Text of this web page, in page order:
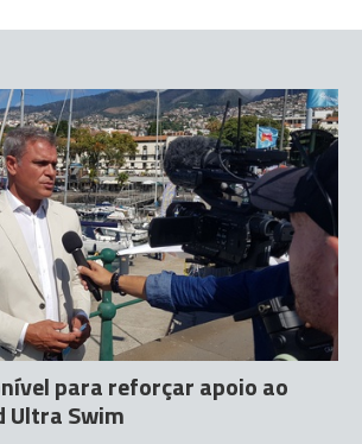
para reforçar apoio ao
Ultra Swim